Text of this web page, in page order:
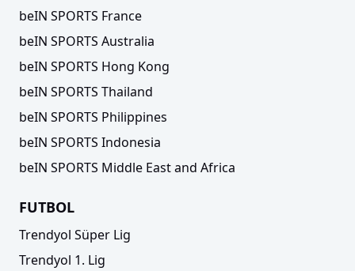
beIN SPORTS France
beIN SPORTS Australia
beIN SPORTS Hong Kong
beIN SPORTS Thailand
beIN SPORTS Philippines
beIN SPORTS Indonesia
beIN SPORTS Middle East and Africa
FUTBOL
Trendyol Süper Lig
Trendyol 1. Lig